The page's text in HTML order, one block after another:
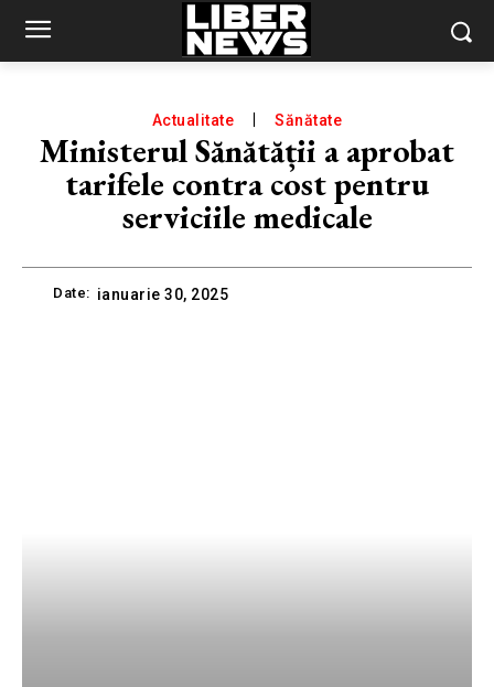
Actualitate Sănătate
Ministerul Sănătății a aprobat
tarifele contra cost pentru
serviciile medicale
Date: ianuarie 30, 2025